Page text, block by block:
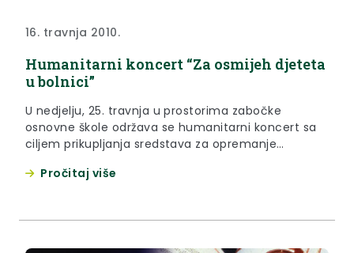
16. travnja 2010.
Humanitarni koncert “Za osmijeh djeteta
u bolnici”
U nedjelju, 25. travnja u prostorima zabočke
osnovne škole održava se humanitarni koncert sa
ciljem prikupljanja sredstava za opremanje
bolnice Zabok
Pročitaj više